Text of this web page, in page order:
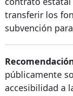
transferir los
subvención
públicamente
accesibilidad a